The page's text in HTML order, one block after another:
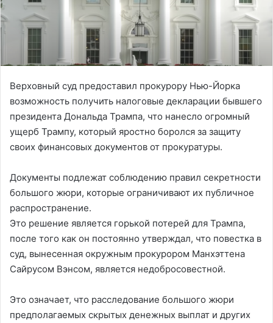
Верховный суд предоставил прокурору Нью-Йорка
возможность получить налоговые декларации бывшего
президента Дональда Трампа, что нанесло огромный
ущерб Трампу, который яростно боролся за защиту
своих финансовых документов от прокуратуры.
Документы подлежат соблюдению правил секретности
большого жюри, которые ограничивают их публичное
распространение.
Это решение является горькой потерей для Трампа,
после того как он постоянно утверждал, что повестка в
суд, вынесенная окружным прокурором Манхэттена
Сайрусом Вэнсом, является недобросовестной.
Это означает, что расследование большого жюри
предполагаемых скрытых денежных выплат и других